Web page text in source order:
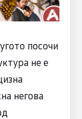
посочи
не е
негова